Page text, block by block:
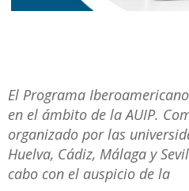
El Programa
en el ámbito de la AUIP.
organizado por las
Huelva, Cádiz, Málaga y
cabo con el auspicio de la